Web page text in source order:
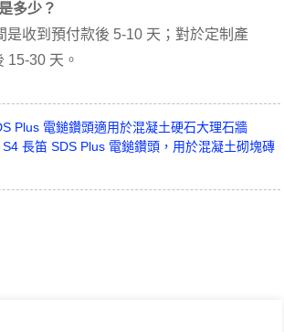
多少？
是收到預付款後 5-10 天；對於定制產
15-30 天。
Plus 電鎚鑽頭適用於混凝土硬石大理石牆
長笛 SDS Plus 電鎚鑽頭，用於混凝土砌塊磚